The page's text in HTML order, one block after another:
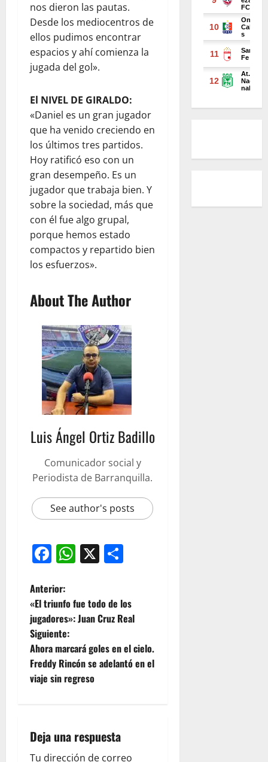
nos dieron las pautas.
Desde los mediocentros de
ellos pudimos encontrar
espacios y ahí comienza la
jugada del gol».
El NIVEL DE GIRALDO:
«Daniel es un gran jugador
que ha venido creciendo en
los últimos tres partidos.
Hoy ratificó eso con un
gran desempeño. Es un
jugador que trabaja bien. Y
sobre la sociedad, más que
con él fue algo grupal,
porque hemos estado
compactos y repartido bien
los esfuerzos».
About The Author
Luis Ángel Ortiz Badillo
Comunicador social y
Periodista de Barranquilla.
See author's posts
Facebook
WhatsApp
X
Anterior:
«El triunfo fue todo de los
jugadores»: Juan Cruz Real
Siguiente:
Ahora marcará goles en el cielo.
Freddy Rincón se adelantó en el
viaje sin regreso
Deja una respuesta
Tu dirección de correo